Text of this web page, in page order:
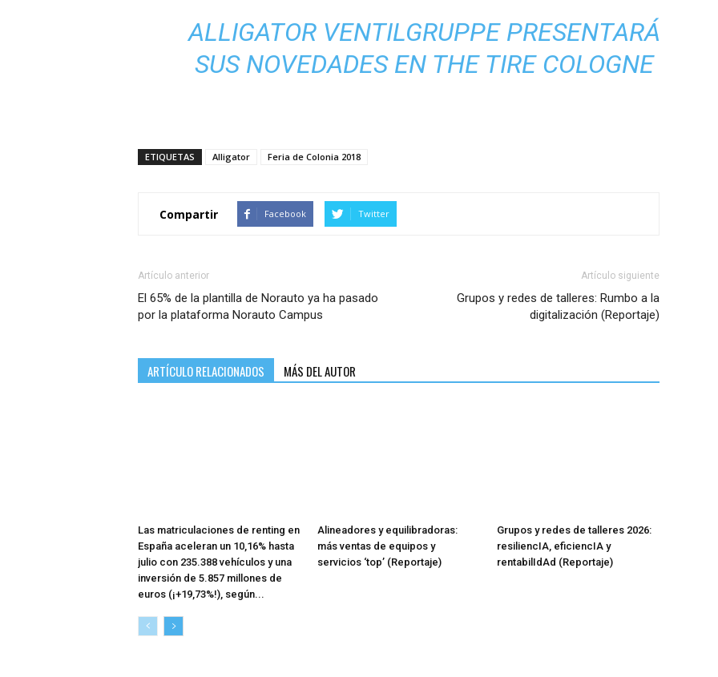
ALLIGATOR VENTILGRUPPE PRESENTARÁ
SUS NOVEDADES EN THE TIRE COLOGNE
ETIQUETAS Alligator Feria de Colonia 2018
Compartir Facebook Twitter
Artículo anterior
El 65% de la plantilla de Norauto ya ha pasado
por la plataforma Norauto Campus
Artículo siguiente
Grupos y redes de talleres: Rumbo a la
digitalización (Reportaje)
ARTÍCULO RELACIONADOS MÁS DEL AUTOR
Las matriculaciones de renting en
España aceleran un 10,16% hasta
julio con 235.388 vehículos y una
inversión de 5.857 millones de
euros (¡+19,73%!), según...
Alineadores y equilibradoras:
más ventas de equipos y
servicios ‘top’ (Reportaje)
Grupos y redes de talleres 2026:
resiliencIA, eficiencIA y
rentabilIdAd (Reportaje)